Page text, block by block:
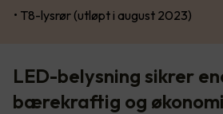
• T8-lysrør (utløpt i august 2023)
LED-belysning sikrer
bærekraftig og